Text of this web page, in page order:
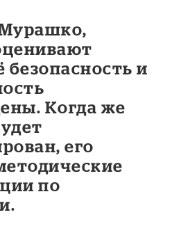
безопасность и
Когда же
его
по